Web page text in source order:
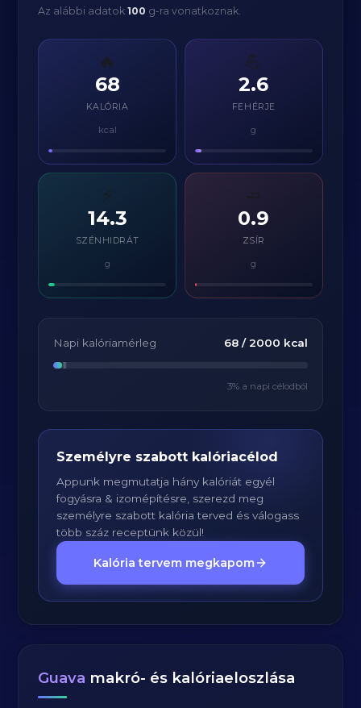
Az alábbi adatok100 g-ra vonatkoznak.
🔥
68
KALÓRIA
kcal
💪
2.6
FEHÉRJE
g
⚡
14.3
SZÉNHIDRÁT
g
0.9
ZSÍR
g
Napi kalóriamérleg 68/ 2000 kcal
3% a napi célodból
Személyre szabott kalóriacélod
Appunk megmutatja hány kalóriát egyél
fogyásra & izomépítésre, szerezd meg
személyre szabott kalória terved és válogass
több száz receptünk közül!
Kalória tervem megkapom
Guava makró- és kalóriaeloszlása